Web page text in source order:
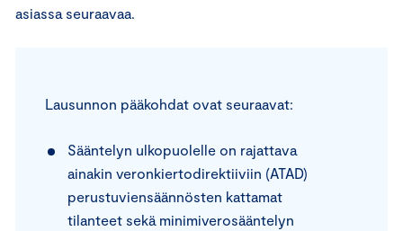
asiassa seuraavaa.
Lausunnon pääkohdat ovat seuraavat:
Sääntelyn ulkopuolelle on rajattava
ainakin veronkiertodirektiiviin (ATAD)
perustuviensäännösten kattamat
tilanteet sekä minimiverosääntelyn